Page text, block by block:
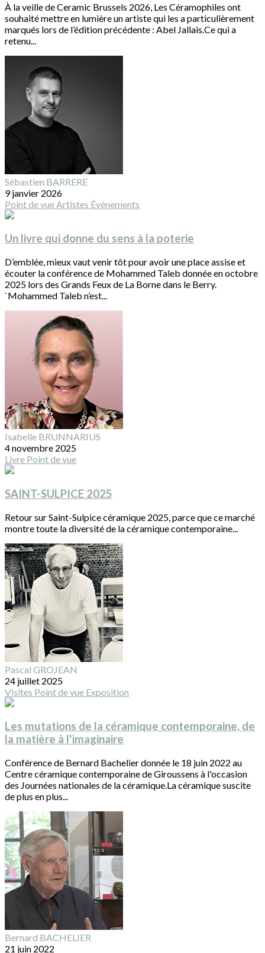
À la veille de Ceramic Brussels 2026, Les Céramophiles ont
souhaité mettre en lumière un artiste qui les a particulièrement
marqués lors de l’édition précédente : Abel Jallais.Ce qui a
retenu...
Sébastien BARRERE
9 janvier 2026
Point de vue Artistes Événements
Un livre qui donne du sens à la poterie
D’emblée, mieux vaut venir tôt pour avoir une place assise et
écouter la conférence de Mohammed Taleb donnée en octobre
2025 lors des Grands Feux de La Borne dans le Berry.
`Mohammed Taleb n’est...
Isabelle BRUNNARIUS
4 novembre 2025
Livre Point de vue
SAINT-SULPICE 2025
Retour sur Saint-Sulpice céramique 2025, parce que ce marché
montre toute la diversité de la céramique contemporaine...
Pascal GROJEAN
24 juillet 2025
Visites Point de vue Exposition
Les mutations de la céramique contemporaine, de
la matière à l'imaginaire
Conférence de Bernard Bachelier donnée le 18 juin 2022 au
Centre céramique contemporaine de Giroussens à l'occasion
des Journées nationales de la céramique.La céramique suscite
de plus en plus...
Bernard BACHELIER
21 juin 2022